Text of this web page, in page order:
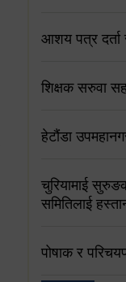
आशय पत्र दर्ता
शिक्षक सरुवा
हेटौंडा
चुरियामाई
समितिलाई
पोषाक र